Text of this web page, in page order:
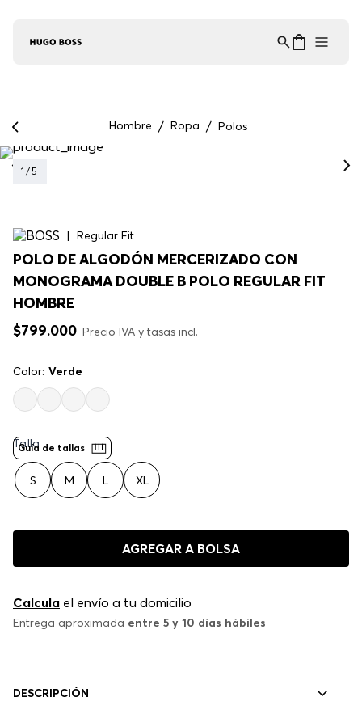
Hombre Ropa Polos
1 /5
Regular Fit
POLO DE ALGODÓN MERCERIZADO CON
MONOGRAMA DOUBLE B POLO REGULAR FIT
HOMBRE
$799.000 Precio IVA y tasas incl.
Color: Verde
Guía de tallas
Talla
S M L XL
AGREGAR A BOLSA
Calcula el envío a tu domicilio
Entrega aproximada entre 5 y 10 días hábiles
DESCRIPCIÓN
Asistente Virtual
en línea ⋮